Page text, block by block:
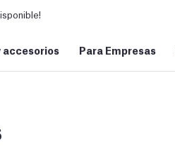
accesorios Para Empresas